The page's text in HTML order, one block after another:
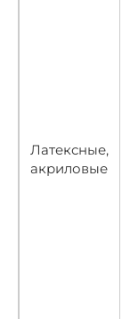
Латексные,
акриловые